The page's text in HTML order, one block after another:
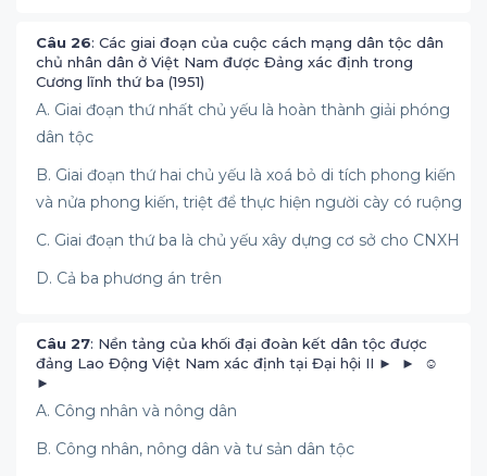
Câu 26: Các giai đoạn của cuộc cách mạng dân tộc dân
chủ nhân dân ở Việt Nam được Đảng xác định trong
Cương lĩnh thứ ba (1951)
A. Giai đoạn thứ nhất chủ yếu là hoàn thành giải phóng
dân tộc
B. Giai đoạn thứ hai chủ yếu là xoá bỏ di tích phong kiến
và nửa phong kiến, triệt để thực hiện người cày có ruộng
C. Giai đoạn thứ ba là chủ yếu xây dựng cơ sở cho CNXH
D. Cả ba phương án trên
Câu 27: Nền tảng của khối đại đoàn kết dân tộc được
đảng Lao Động Việt Nam xác định tại Đại hội II ► ► ☺
►
A. Công nhân và nông dân
B. Công nhân, nông dân và tư sản dân tộc